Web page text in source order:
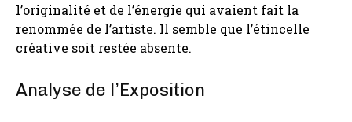
l’originalité et de l’énergie qui avaient fait la
renommée de l’artiste. Il semble que l’étincelle
créative soit restée absente.
Analyse de l’Exposition